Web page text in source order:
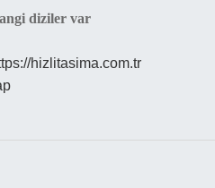
diziler var
hizlitasima.com.tr